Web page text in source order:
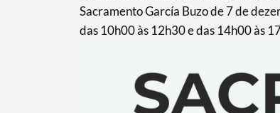
Sacramento García Buzo de 7 de
das 10h00 às 12h30 e das 14h00 às